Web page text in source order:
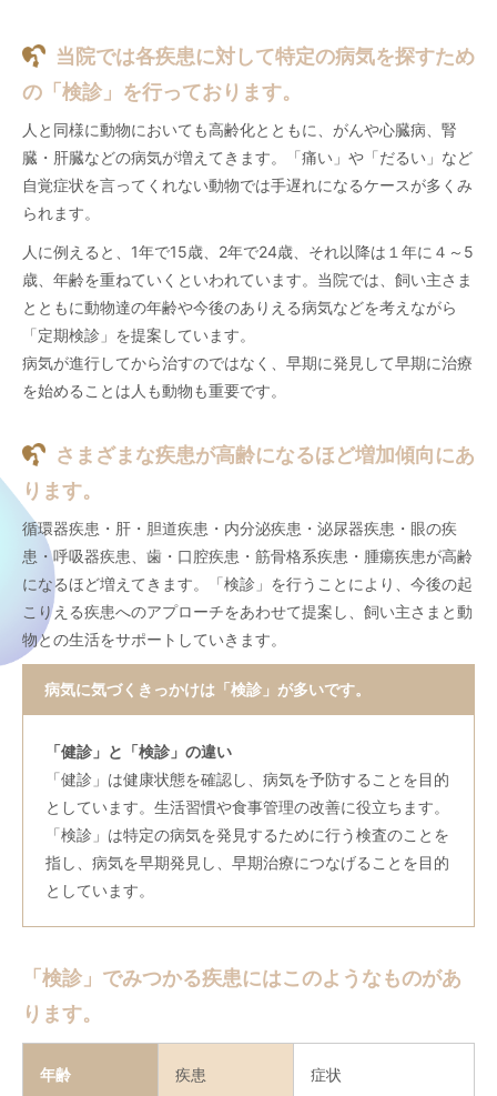
当院では各疾患に対して特定の病気を探すため
の「検診」を行っております。
人と同様に動物においても高齢化とともに、がんや心臓病、腎
臓・肝臓などの病気が増えてきます。「痛い」や「だるい」など
自覚症状を言ってくれない動物では手遅れになるケースが多くみ
られます。
人に例えると、1年で15歳、2年で24歳、それ以降は１年に４～5
歳、年齢を重ねていくといわれています。当院では、飼い主さま
とともに動物達の年齢や今後のありえる病気などを考えながら
「定期検診」を提案しています。
病気が進行してから治すのではなく、早期に発見して早期に治療
を始めることは人も動物も重要です。
さまざまな疾患が高齢になるほど増加傾向にあ
ります。
循環器疾患・肝・胆道疾患・内分泌疾患・泌尿器疾患・眼の疾
患・呼吸器疾患、歯・口腔疾患・筋骨格系疾患・腫瘍疾患が高齢
になるほど増えてきます。「検診」を行うことにより、今後の起
こりえる疾患へのアプローチをあわせて提案し、飼い主さまと動
物との生活をサポートしていきます。
病気に気づくきっかけは「検診」が多いです。
「健診」と「検診」の違い
「健診」は健康状態を確認し、病気を予防することを目的
としています。生活習慣や食事管理の改善に役立ちます。
「検診」は特定の病気を発見するために行う検査のことを
指し、病気を早期発見し、早期治療につなげることを目的
としています。
「検診」でみつかる疾患にはこのようなものがあ
ります。
年齢 疾患 症状